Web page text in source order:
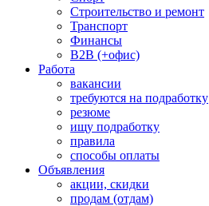
Строительство и ремонт
Транспорт
Финансы
B2B (+офис)
Работа
вакансии
требуются на подработку
резюме
ищу подработку
правила
способы оплаты
Объявления
акции, скидки
продам (отдам)